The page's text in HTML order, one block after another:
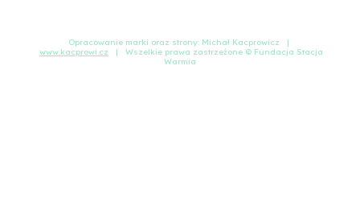
Opracowanie marki oraz strony: Michał Kacprowicz |
www.kacprowi.cz | Wszelkie prawa zastrzeżone © Fundacja Stacja
Warmia